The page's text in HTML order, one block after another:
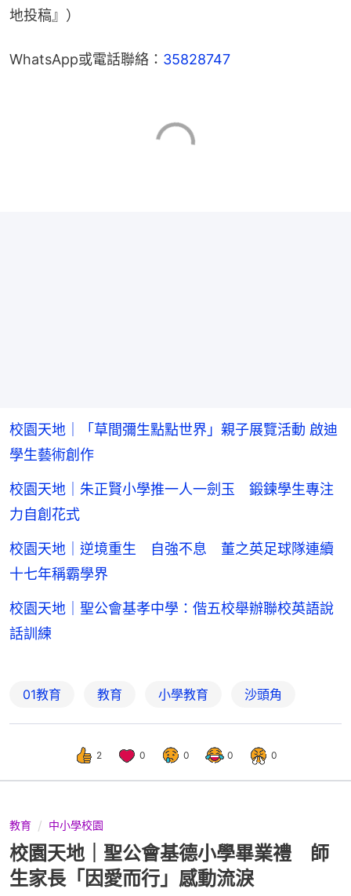
地投稿』）
WhatsApp或電話聯絡： 35828747
校園天地｜「草間彌生點點世界」親子展覽活動 啟迪
學生藝術創作
校園天地｜朱正賢小學推一人一劍玉 鍛鍊學生專注
力自創花式
校園天地｜逆境重生 自強不息 董之英足球隊連續
十七年稱霸學界
校園天地｜聖公會基孝中學：偕五校舉辦聯校英語說
話訓練
01教育 教育 小學教育 沙頭角
2 0 0 0 0
教育 中小學校園
校園天地｜聖公會基德小學畢業禮 師
生家長「因愛而行」感動流淚